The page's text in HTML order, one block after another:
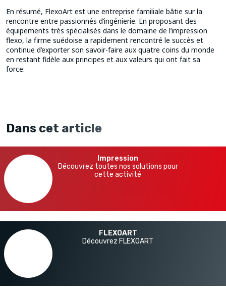
En résumé, FlexoArt est une entreprise familiale bâtie sur la
rencontre entre passionnés d’ingénierie. En proposant des
équipements très spécialisés dans le domaine de l’impression
flexo, la firme suédoise a rapidement rencontré le succès et
continue d’exporter son savoir-faire aux quatre coins du monde
en restant fidèle aux principes et aux valeurs qui ont fait sa
force.
Dans cet article
Impression
Découvrez toutes nos solutions pour
cette activité
FLEXOART
Découvrez FLEXOART